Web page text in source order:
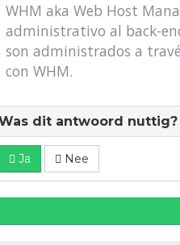
WHM aka Web Host
administrativo al back-
son administrados a
con WHM.
dit antwoord nuttig?
Ja Nee